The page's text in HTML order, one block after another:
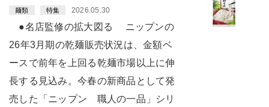
麺類 特集 2026.05.30
●名店監修の拡大図る ニップンの
26年3月期の乾麺販売状況は、金額ベ
ースで前年を上回る乾麺市場以上に伸
長する見込み。今春の新商品として発
売した「ニップン 職人の一品」シリ